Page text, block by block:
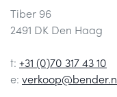
Tiber 96
2491 DK Den Haag
t: +31 (0)70 317 43 10
e: verkoop@bender.nl